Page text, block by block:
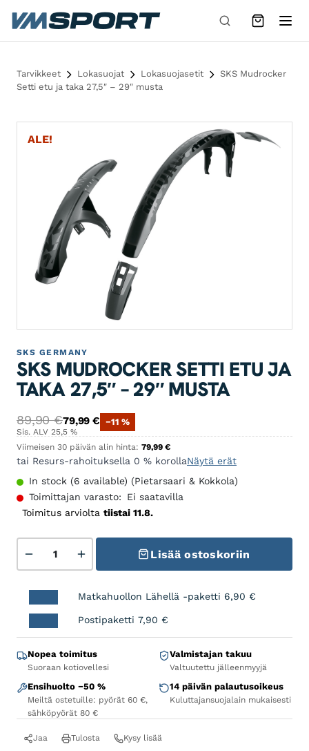
Siirry sisältöön
Tarvikkeet Lokasuojat Lokasuojasetit
SKS Mudrocker
Setti etu ja taka 27,5″ – 29″ musta
ALE!
SKS GERMANY
SKS MUDROCKER SETTI ETU JA
TAKA 27,5″ – 29″ MUSTA
89,90€
Alkuperäinen hinta oli: 89,90 €.
79,99€
Nykyinen hinta on: 79,99 €.
−11 %
Sis. ALV 25,5 %
Viimeisen 30 päivän alin hinta: 79,99 €
tai Resurs-rahoituksella 0 % korollaNäytä erät
In stock (6 available) (Pietarsaari & Kokkola)
Toimittajan varasto:
Ei saatavilla
Toimitus arviolta tiistai 11.8.
Lisää ostoskoriin
Matkahuollon Lähellä -paketti 6,90 €
Postipaketti 7,90 €
Nopea toimitus
Suoraan kotiovellesi
Valmistajan takuu
Valtuutettu jälleenmyyjä
Ensihuolto −50 %
Meiltä ostetuille: pyörät 60 €,
sähköpyörät 80 €
14 päivän palautusoikeus
Kuluttajansuojalain mukaisesti
Jaa Tulosta Kysy lisää